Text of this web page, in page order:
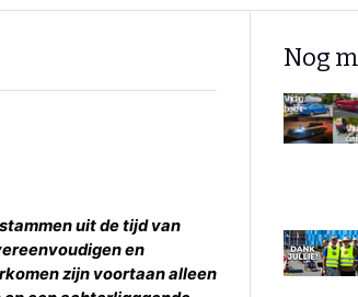
2026 Ligfietsvereninging
Lokale
Forum ligfietsers.nl
uit de tijd van
en
zijn voortaan alleen
Nog